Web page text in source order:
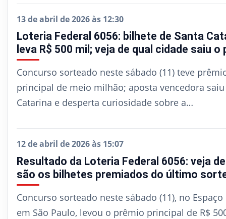
13 de abril de 2026 às 12:30
Loteria Federal 6056: bilhete de Santa
leva R$ 500 mil; veja de qual cidade saiu o
Concurso sorteado neste sábado (11) teve
principal de meio milhão; aposta vencedora saiu
Catarina e desperta curiosidade sobre a…
12 de abril de 2026 às 15:07
Resultado da Loteria Federal 6056: veja
são os bilhetes premiados do último
Concurso sorteado neste sábado (11), no Espaço
em São Paulo, levou o prêmio principal de R$